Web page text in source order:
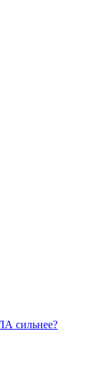
сильнее?